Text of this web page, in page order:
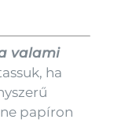
valami
ha
papíron